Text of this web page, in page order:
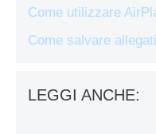
Come utilizzare
Come salvare
LEGGI ANCHE: